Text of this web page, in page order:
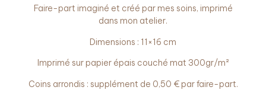
Faire-part imaginé et créé par mes soins, imprimé
dans mon atelier.
Dimensions : 11×16 cm
Imprimé sur papier épais couché mat 300gr/m²
Coins arrondis : supplément de 0,50 € par faire-part.